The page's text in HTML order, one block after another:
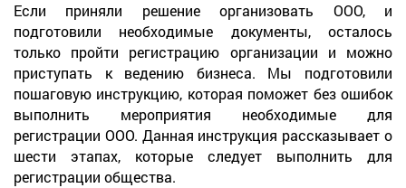
Если приняли решение организовать ООО, и
подготовили необходимые документы, осталось
только пройти регистрацию организации и можно
приступать к ведению бизнеса. Мы подготовили
пошаговую инструкцию, которая поможет без ошибок
выполнить мероприятия необходимые для
регистрации ООО. Данная инструкция рассказывает о
шести этапах, которые следует выполнить для
регистрации общества.